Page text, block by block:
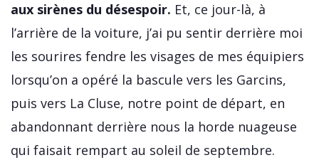
aux sirènes du désespoir. Et, ce jour-là, à
l’arrière de la voiture, j’ai pu sentir derrière moi
les sourires fendre les visages de mes équipiers
lorsqu’on a opéré la bascule vers les Garcins,
puis vers La Cluse, notre point de départ, en
abandonnant derrière nous la horde nuageuse
qui faisait rempart au soleil de septembre.